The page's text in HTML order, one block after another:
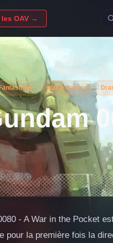
OAV →
War & Politics
の戦争
- A War in the Pocket
pour la première fois la